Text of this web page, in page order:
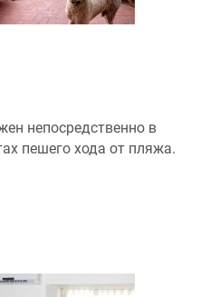
непосредственно в
пешего хода от пляжа.